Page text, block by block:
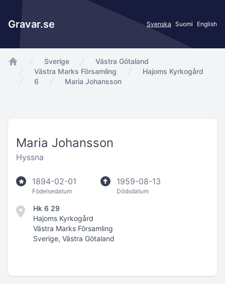
Gravar.se Svenska Suomi English
app.Start
Sverige
Västra Götaland
Västra Marks Församling
Hajoms Kyrkogård
6
Maria Johansson
Maria Johansson
Hyssna
1894-02-01
Födelsedatum
1959-08-13
Dödsdatum
Hk 6 29
Hajoms Kyrkogård
Västra Marks Församling
Sverige, Västra Götaland